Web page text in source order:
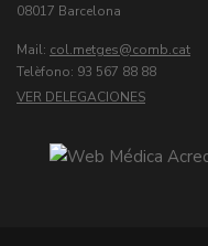
08017 Barcelona
Mail: col.metges
Telèfono: 93 567 88 88
VER DELEGACIONES